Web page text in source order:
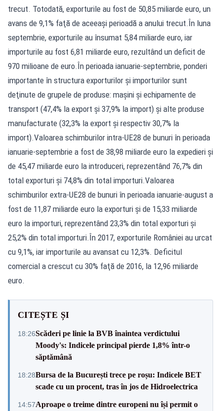
trecut. Totodată, exporturile au fost de 50,85 miliarde euro, un
avans de 9,1% faţă de aceeaşi perioadă a anului trecut.În luna
septembrie, exporturile au însumat 5,84 miliarde euro, iar
importurile au fost 6,81 miliarde euro, rezultând un deficit de
970 milioane de euro.În perioada ianuarie-septembrie, ponderi
importante în structura exporturilor şi importurilor sunt
deţinute de grupele de produse: maşini şi echipamente de
transport (47,4% la export şi 37,9% la import) şi alte produse
manufacturate (32,3% la export şi respectiv 30,7% la
import).Valoarea schimburilor intra-UE28 de bunuri în perioada
ianuarie-septembrie a fost de 38,98 miliarde euro la expedieri şi
de 45,47 miliarde euro la introduceri, reprezentând 76,7% din
total exporturi şi 74,8% din total importuri.Valoarea
schimburilor extra-UE28 de bunuri în perioada ianuarie-august a
fost de 11,87 miliarde euro la exporturi şi de 15,33 miliarde
euro la importuri, reprezentând 23,3% din total exporturi şi
25,2% din total importuri.În 2017, exporturile României au urcat
cu 9,1%, iar importurile au avansat cu 12,3%. Deficitul
comercial a crescut cu 30% faţă de 2016, la 12,96 miliarde
euro.
CITEȘTE ȘI
18:26Scăderi pe linie la BVB înaintea verdictului
Moody's: Indicele principal pierde 1,8% într-o
săptămână
18:28Bursa de la București trece pe roșu: Indicele BET
scade cu un procent, tras în jos de Hidroelectrica
14:57Aproape o treime dintre europeni nu își permit o